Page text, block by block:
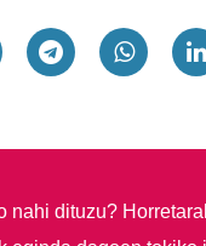
nahi dituzu?